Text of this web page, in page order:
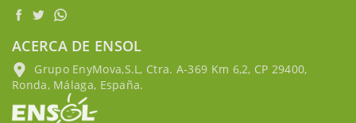
ACERCA DE ENSOL
Grupo EnyMova,S.L, Ctra. A-369 Km 6,2, CP 29400,
Ronda, Málaga, España.